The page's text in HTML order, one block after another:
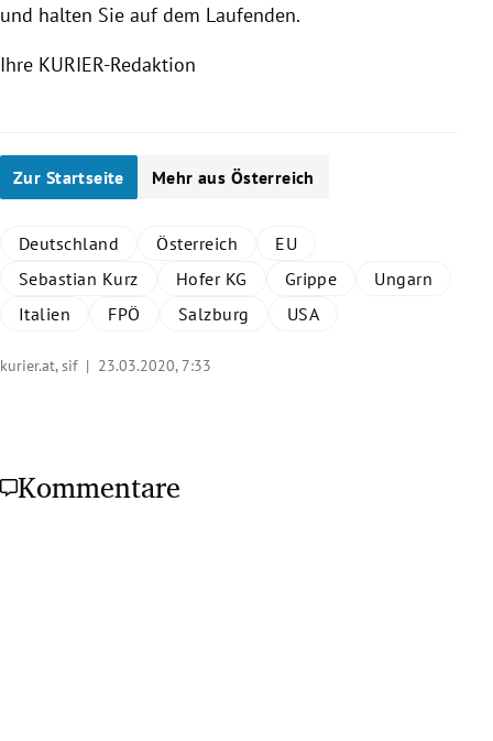
und halten Sie auf dem Laufenden.
Ihre KURIER-Redaktion
Zur Startseite Mehr aus Österreich
Deutschland Österreich
EU
Sebastian Kurz
Hofer KG Grippe
Ungarn
Italien
FPÖ Salzburg USA
kurier.at, sif | 23.03.2020, 7:33
Kommentare